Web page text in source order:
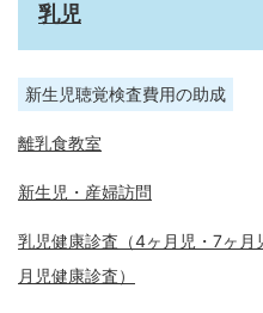
乳児
新生児聴覚検査費用の助成
離乳食教室
新生児・産婦訪問
乳児健康診査（4ヶ月児・7ヶ月
月児健康診査）